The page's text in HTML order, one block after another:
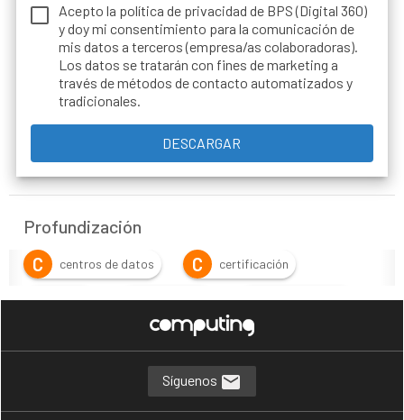
Acepto la política de privacidad de BPS (Digital 360)
y doy mi consentimiento para la comunicación de
mis datos a terceros (empresa/as colaboradoras).
Los datos se tratarán con fines de marketing a
través de métodos de contacto automatizados y
tradicionales.
Profundización
C
centros de datos C certificación
C cloud C Cloud Act C Cumplimiento
data sovereignty
D Donald Trump
E EEUU E Europa G Geopolítica
Síguenos